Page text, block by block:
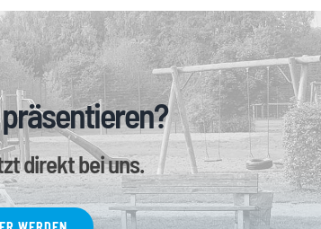
direkt bei uns.